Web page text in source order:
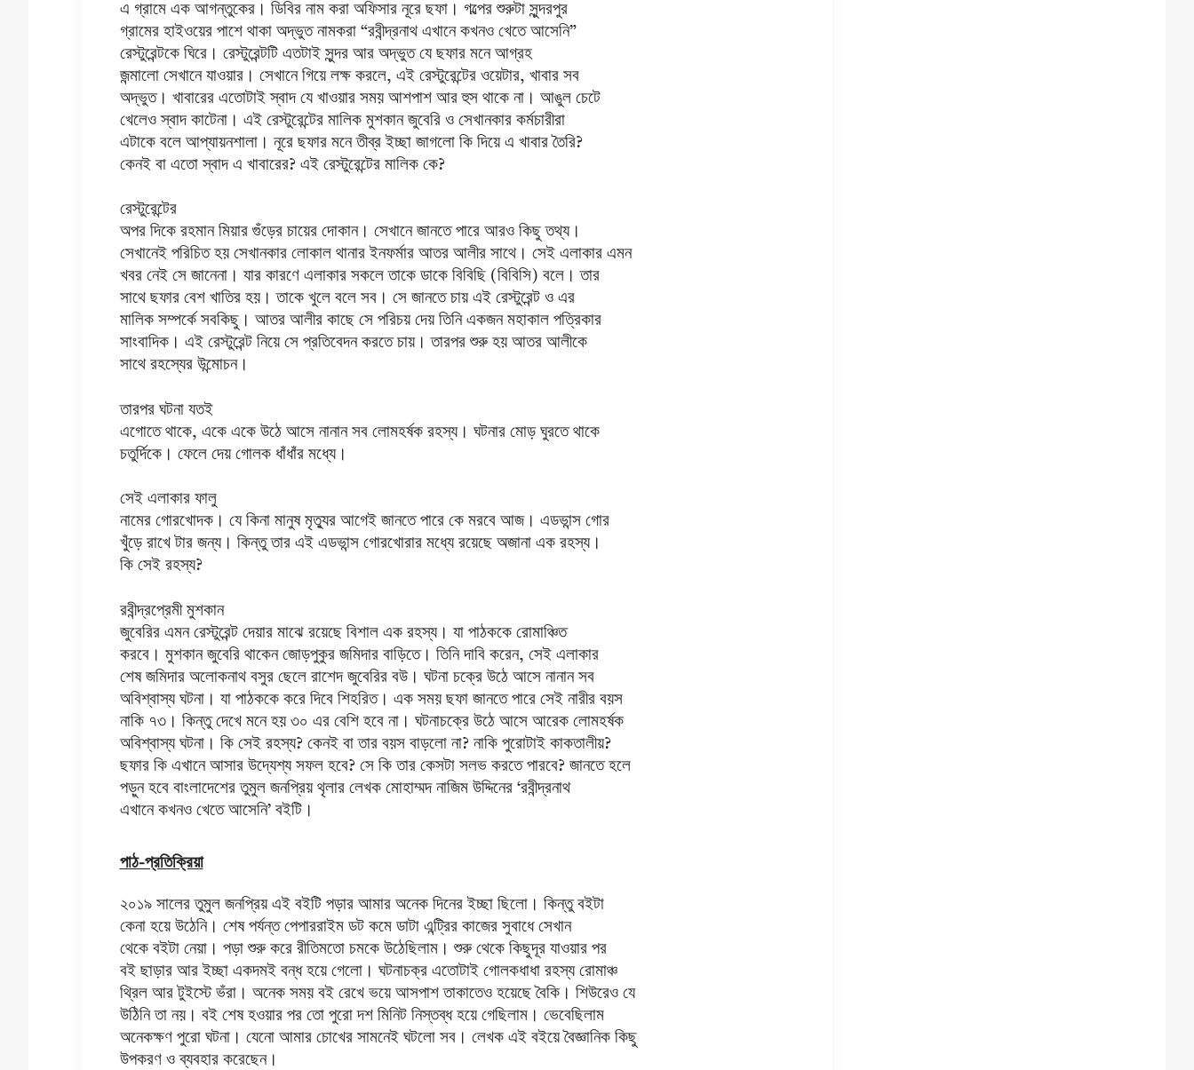
এ গ্রামে এক আগন্তুকের। ডিবির নাম করা অফিসার নূরে ছফা। গল্পের শুরুটা সুন্দরপুর
গ্রামের হাইওয়ের পাশে থাকা অদ্ভুত নামকরা “রবীন্দ্রনাথ এখানে কখনও খেতে আসেনি”
রেস্টুরেন্টকে ঘিরে। রেস্টুরেন্টটি এতটাই সুন্দর আর অদ্ভুত যে ছফার মনে আগ্রহ
জন্মালো সেখানে যাওয়ার। সেখানে গিয়ে লক্ষ করলে, এই রেস্টুরেন্টের ওয়েটার, খাবার সব
অদ্ভুত। খাবারের এতোটাই স্বাদ যে খাওয়ার সময় আশপাশ আর হুস থাকে না। আঙুল চেটে
খেলেও স্বাদ কাটেনা। এই রেস্টুরেন্টের মালিক মুশকান জুবেরি ও সেখানকার কর্মচারীরা
এটাকে বলে আপ্যায়নশালা। নূরে ছফার মনে তীব্র ইচ্ছা জাগলো কি দিয়ে এ খাবার তৈরি?
কেনই বা এতো স্বাদ এ খাবারের? এই রেস্টুরেন্টের মালিক কে?
রেস্টুরেন্টের
অপর দিকে রহমান মিয়ার গুঁড়ের চায়ের দোকান। সেখানে জানতে পারে আরও কিছু তথ্য।
সেখানেই পরিচিত হয় সেখানকার লোকাল থানার ইনফর্মার আতর আলীর সাথে। সেই এলাকার এমন
খবর নেই সে জানেনা। যার কারণে এলাকার সকলে তাকে ডাকে বিবিছি (বিবিসি) বলে। তার
সাথে ছফার বেশ খাতির হয়। তাকে খুলে বলে সব। সে জানতে চায় এই রেস্টুরেন্ট ও এর
মালিক সম্পর্কে সবকিছু। আতর আলীর কাছে সে পরিচয় দেয় তিনি একজন মহাকাল পত্রিকার
সাংবাদিক। এই রেস্টুরেন্ট নিয়ে সে প্রতিবেদন করতে চায়। তারপর শুরু হয় আতর আলীকে
সাথে রহস্যের উন্মোচন।
তারপর ঘটনা যতই
এগোতে থাকে, একে একে উঠে আসে নানান সব লোমহর্ষক রহস্য। ঘটনার মোড় ঘুরতে থাকে
চতুর্দিকে। ফেলে দেয় গোলক ধাঁধাঁর মধ্যে।
সেই এলাকার ফালু
নামের গোরখোদক। যে কিনা মানুষ মৃত্যুর আগেই জানতে পারে কে মরবে আজ। এডভান্স গোর
খুঁড়ে রাখে টার জন্য। কিন্তু তার এই এডভান্স গোরখোরার মধ্যে রয়েছে অজানা এক রহস্য।
কি সেই রহস্য?
রবীন্দ্রপ্রেমী মুশকান
জুবেরির এমন রেস্টুরেন্ট দেয়ার মাঝে রয়েছে বিশাল এক রহস্য। যা পাঠককে রোমাঞ্চিত
করবে। মুশকান জুবেরি থাকেন জোড়পুকুর জমিদার বাড়িতে। তিনি দাবি করেন, সেই এলাকার
শেষ জমিদার অলোকনাথ বসুর ছেলে রাশেদ জুবেরির বউ। ঘটনা চক্রে উঠে আসে নানান সব
অবিশ্বাস্য ঘটনা। যা পাঠককে করে দিবে শিহরিত। এক সময় ছফা জানতে পারে সেই নারীর বয়স
নাকি ৭৩। কিন্তু দেখে মনে হয় ৩০ এর বেশি হবে না। ঘটনাচক্রে উঠে আসে আরেক লোমহর্ষক
অবিশ্বাস্য ঘটনা। কি সেই রহস্য? কেনই বা তার বয়স বাড়লো না? নাকি পুরোটাই কাকতালীয়?
ছফার কি এখানে আসার উদ্যেশ্য সফল হবে? সে কি তার কেসটা সলভ করতে পারবে? জানতে হলে
পড়ুন হবে বাংলাদেশের তুমুল জনপ্রিয় থৃলার লেখক মোহাম্মদ নাজিম উদ্দিনের ‘রবীন্দ্রনাথ
এখানে কখনও খেতে আসেনি’ বইটি।
পাঠ-প্রতিক্রিয়া
২০১৯ সালের তুমুল জনপ্রিয় এই বইটি পড়ার আমার অনেক দিনের ইচ্ছা ছিলো। কিন্তু বইটা
কেনা হয়ে উঠেনি। শেষ পর্যন্ত পেপাররাইম ডট কমে ডাটা এন্ট্রির কাজের সুবাধে সেখান
থেকে বইটা নেয়া। পড়া শুরু করে রীতিমতো চমকে উঠেছিলাম। শুরু থেকে কিছুদূর যাওয়ার পর
বই ছাড়ার আর ইচ্ছা একদমই বন্ধ হয়ে গেলো। ঘটনাচক্র এতোটাই গোলকধাধা রহস্য রোমাঞ্চ
থ্রিল আর টুইস্টে ভঁরা। অনেক সময় বই রেখে ভয়ে আসপাশ তাকাতেও হয়েছে বৈকি। শিউরেও যে
উঠিনি তা নয়। বই শেষ হওয়ার পর তো পুরো দশ মিনিট নিস্তব্ধ হয়ে গেছিলাম। ভেবেছিলাম
অনেকক্ষণ পুরো ঘটনা। যেনো আমার চোখের সামনেই ঘটলো সব। লেখক এই বইয়ে বৈজ্ঞানিক কিছু
উপকরণ ও ব্যবহার করেছেন।